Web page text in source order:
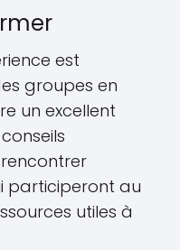
est
groupes en
un excellent
participeront au
utiles à